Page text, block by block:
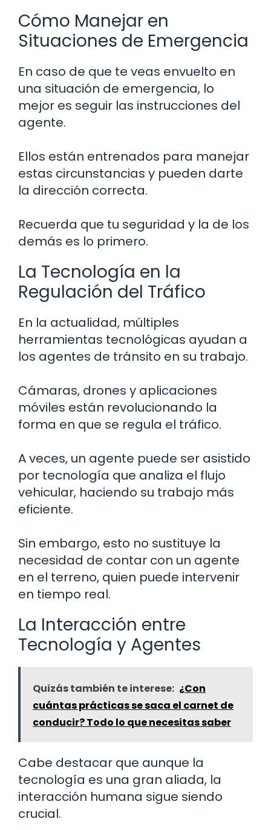
Cómo Manejar en
Situaciones de Emergencia
En caso de que te veas envuelto en
una situación de emergencia, lo
mejor es seguir las instrucciones del
agente.
Ellos están entrenados para manejar
estas circunstancias y pueden darte
la dirección correcta.
Recuerda que tu seguridad y la de los
demás es lo primero.
La Tecnología en la
Regulación del Tráfico
En la actualidad, múltiples
herramientas tecnológicas ayudan a
los agentes de tránsito en su trabajo.
Cámaras, drones y aplicaciones
móviles están revolucionando la
forma en que se regula el tráfico.
A veces, un agente puede ser asistido
por tecnología que analiza el flujo
vehicular, haciendo su trabajo más
eficiente.
Sin embargo, esto no sustituye la
necesidad de contar con un agente
en el terreno, quien puede intervenir
en tiempo real.
La Interacción entre
Tecnología y Agentes
Quizás también te interese: ¿Con
cuántas prácticas se saca el carnet de
conducir? Todo lo que necesitas saber
Cabe destacar que aunque la
tecnología es una gran aliada, la
interacción humana sigue siendo
crucial.